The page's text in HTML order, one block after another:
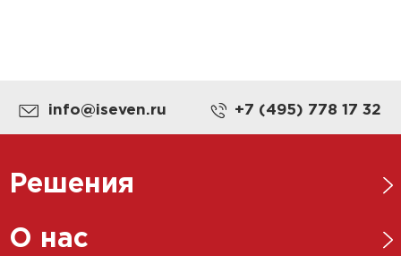
info@iseven.ru +7 (495) 778 17 32
Решения
Нефтегазовая отрасль
О нас